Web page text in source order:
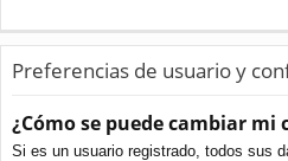
Preferencias de usuario y
¿Cómo se puede cambiar mi
Si es un usuario registrado, todos sus